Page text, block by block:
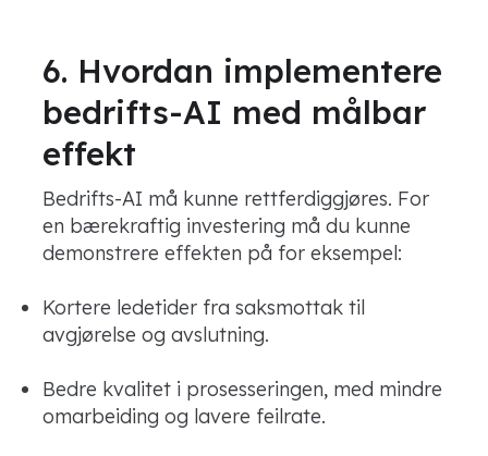
6. Hvordan implementere
bedrifts-AI med målbar
effekt
Bedrifts-AI må kunne rettferdiggjøres. For
en bærekraftig investering må du kunne
demonstrere effekten på for eksempel:
Kortere ledetider fra saksmottak til
avgjørelse og avslutning.
Bedre kvalitet i prosesseringen, med mindre
omarbeiding og lavere feilrate.